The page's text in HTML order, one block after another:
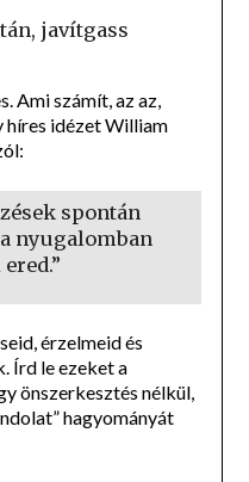
javítgass
Ami számít, az az,
híres idézet William
spontán
nyugalomban
érzelmeid és
Írd le ezeket a
önszerkesztés nélkül,
hagyományát